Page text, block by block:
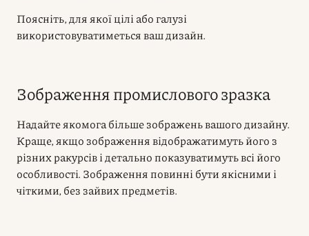
Поясніть, для якої цілі або галузі
використовуватиметься ваш дизайн.
Зображення промислового зразка
Надайте якомога більше зображень вашого дизайну.
Краще, якщо зображення відображатимуть його з
різних ракурсів і детально показуватимуть всі його
особливості. Зображення повинні бути якісними і
чіткими, без зайвих предметів.